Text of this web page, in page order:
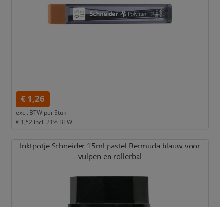
€ 1,26
excl. BTW per Stuk
€ 1,52 incl. 21% BTW
Inktpotje Schneider 15ml pastel Bermuda blauw voor
vulpen en rollerbal